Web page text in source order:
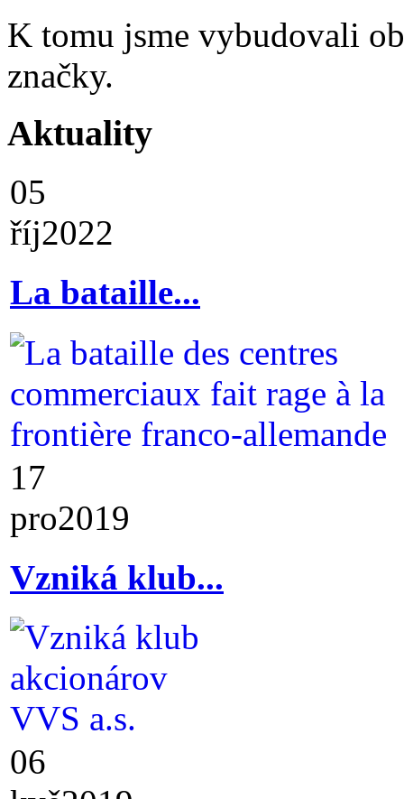
K tomu jsme vybudovali
značky.
Aktuality
05
říj2022
La bataille...
17
pro2019
Vzniká klub...
06